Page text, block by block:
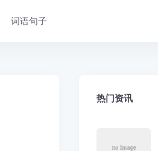
词语句子
热门资讯